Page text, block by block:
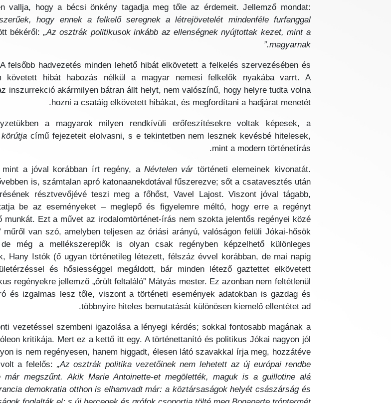
vallja, hogy a bécsi önkény tagadja meg tőle az érdemeit. Jellemző mondat:
hogy ennek a felkelő seregnek a létrejövetelét mindenféle furfanggal
békéről: „Az osztrák politikusok inkább az ellenségnek nyújtottak kezet, mint a
magyarnak.”
felsőbb hadvezetés minden lehető hibát elkövetett a felkelés szervezésében és
követett hibát habozás nélkül a magyar nemesi felkelők nyakába varrt. A
inszurrekció akármilyen bátran állt helyt, nem valószínű, hogy helyre tudta volna
hozni a csatáig elkövetett hibákat, és megfordítani a hadjárat menetét.
a magyarok milyen rendkívüli erőfeszítésekre voltak képesek, a
című fejezeteit elolvasni, s e tekintetben nem lesznek kevésbé hitelesek,
mint a modern történetírás.
mint a jóval korábban írt regény, aNévtelen vártörténeti elemeinek kivonatát.
is, számtalan apró katonaanekdotával fűszerezve; sőt a csatavesztés után
résztvevőjévé teszi meg a főhőst, Vavel Lajost. Viszont jóval tágabb,
be az eseményeket – meglepő és figyelemre méltó, hogy erre a regényt
Ezt a művet az irodalomtörténet-írás nem szokta jelentős regényei közé
műről van szó, amelyben teljesen az óriási arányú, valóságon felüli Jókai-hősök
még a mellékszereplők is olyan csak regényben képzelhető különleges
Hany Istók (ő ugyan történetileg létezett, félszáz évvel korábban, de mai napig
és hősiességgel megáldott, bár minden létező gaztettet elkövetett
regényekre jellemző „őrült feltaláló” Mátyás mester. Ez azonban nem feltétlenül
és izgalmas lesz tőle, viszont a történeti események adatokban is gazdag és
többnyire hiteles bemutatását különösen kiemelő ellentétet ad.
vezetéssel szembeni igazolása a lényegi kérdés; sokkal fontosabb magának a
kritikája. Mert ez a kettő itt egy. A történettanító és politikus Jókai nagyon jól
is nem regényesen, hanem higgadt, élesen látó szavakkal írja meg, hozzátéve
a felelős: „Az osztrák politika vezetőinek nem lehetett az új európai rendbe
megszűnt. Akik Marie Antoinette-et megölették, maguk is a guillotine alá
demokratia otthon is elhamvadt már: a köztársaságok helyét császárság és